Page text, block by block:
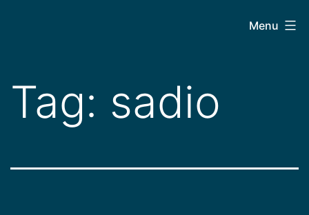
conteúdo
Menu
Tag: sadio